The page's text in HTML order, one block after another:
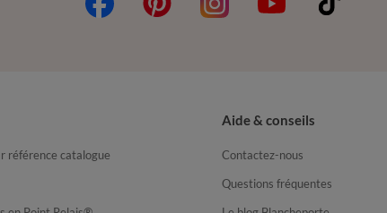
référence catalogue
Aide & conseils
Contactez-nous
Questions fréquentes